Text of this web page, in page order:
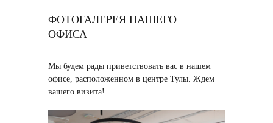
ФОТОГАЛЕРЕЯ НАШЕГО
ОФИСА
Мы будем рады приветствовать вас в нашем
офисе, расположенном в центре Тулы. Ждем
вашего визита!